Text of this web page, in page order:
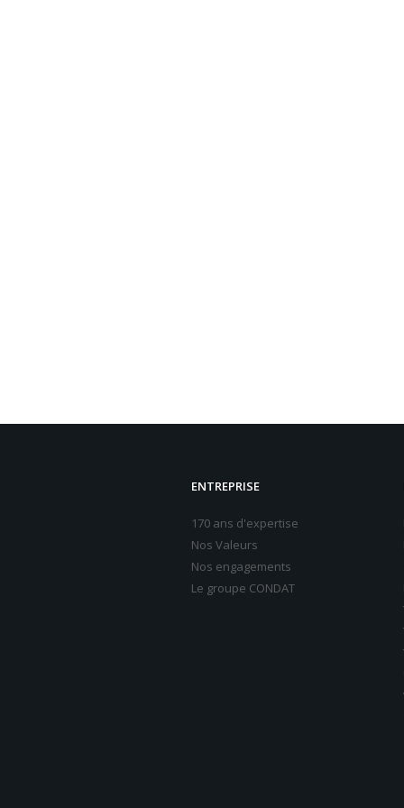
ENTREPRISE
170 ans d'expertise
Nos Valeurs
Nos engagements
Le groupe CONDAT